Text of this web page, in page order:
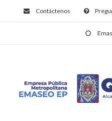
Contáctenos